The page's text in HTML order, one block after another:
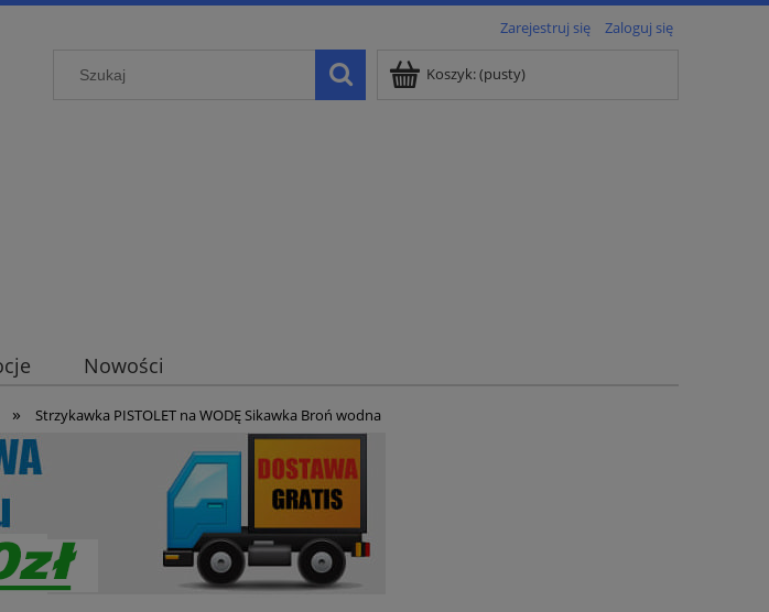
Zarejestruj się Zaloguj się
Koszyk:(pusty)
Nowości
» Strzykawka PISTOLET na WODĘ Sikawka Broń wodna